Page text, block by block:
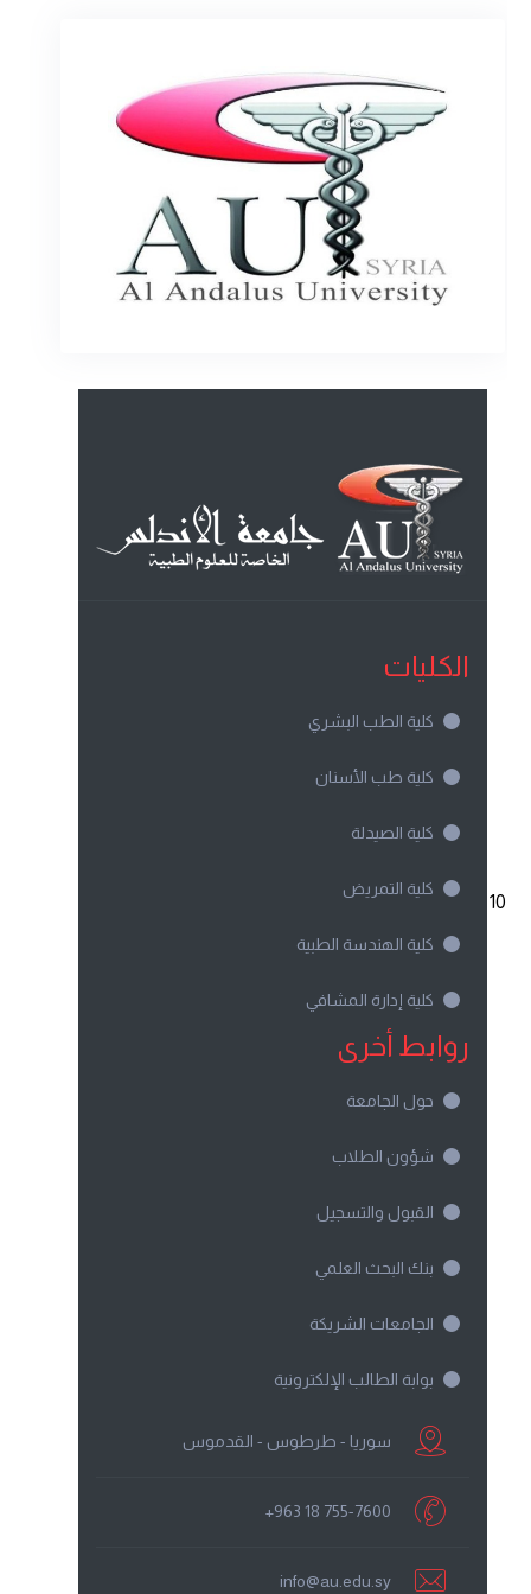
10
الكليات
كلية الطب البشري
كلية طب الأسنان
كلية الصيدلة
كلية التمريض
كلية الهندسة الطبية
كلية إدارة المشافي
روابط أخرى
حول الجامعة
شؤون الطلاب
القبول والتسجيل
بنك البحث العلمي
الجامعات الشريكة
بوابة الطالب الإلكترونية
سوريا - طرطوس - القدموس
+963 18 755-7600
info@au.edu.sy